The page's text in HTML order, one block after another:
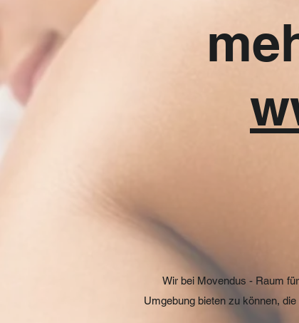
Wir bei Movendus - Raum
Umgebung bieten zu können,